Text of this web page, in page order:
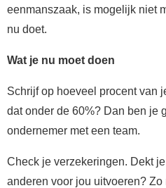
eenmanszaak, is mogelijk niet
nu doet.
Wat je nu moet doen
Schrijf op hoeveel procent van
dat onder de 60%? Dan ben je
ondernemer met een team.
Check je verzekeringen. Dekt
anderen voor jou uitvoeren? Zo